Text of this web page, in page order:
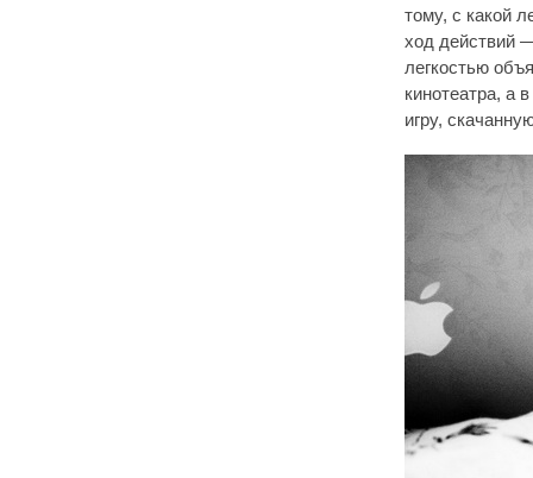
тому, с какой
ход действий
легкостью
кинотеатра, а
игру,